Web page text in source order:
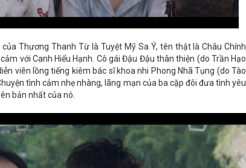
Thương Thanh Từ là Tuyệt Mỹ Sa Ý, tên thật là Châu Chính
với Canh Hiểu Hạnh. Cô gái Đậu Đậu thân thiện (do Trần Hạo
viên lồng tiếng kiêm bác sĩ khoa nhi Phong Nhã Tụng (do Tào
tình cảm nhẹ nhàng, lãng mạn của ba cặp đôi đưa tình yêu
bản nhất của nó.